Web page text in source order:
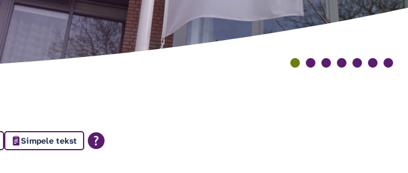
Simpele tekst